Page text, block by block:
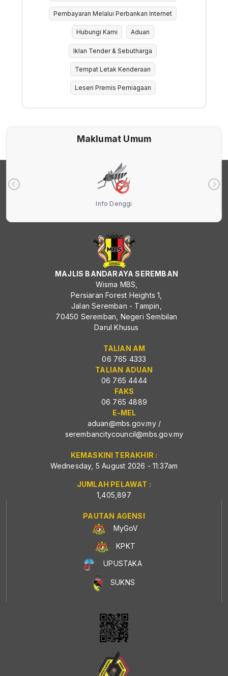
Pembayaran Melalui Perbankan Internet
Hubungi Kami Aduan
Iklan Tender & Sebutharga
Tempat Letak Kenderaan
Lesen Premis Perniagaan
Maklumat Umum
Info Denggi
MAJLIS BANDARAYA SEREMBAN
Wisma MBS,
Persiaran Forest Heights 1,
Jalan Seremban - Tampin,
70450 Seremban, Negeri Sembilan
Darul Khusus
TALIAN AM
06 765 4333
TALIAN ADUAN
06 765 4444
FAKS
06 765 4889
E-MEL
aduan@mbs.gov.my/
serembancitycouncil@mbs.gov.my
KEMASKINI TERAKHIR :
Wednesday, 5 August 2026 - 11:37am
JUMLAH PELAWAT :
1,405,897
PAUTAN AGENSI
MyGoV
KPKT
UPUSTAKA
SUKNS